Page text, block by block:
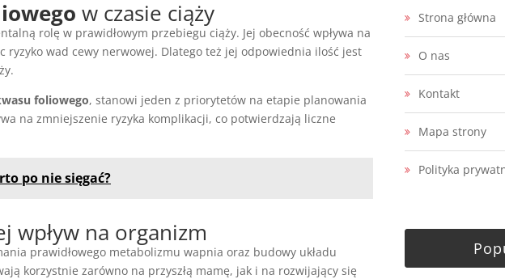
w czasie ciąży
rolę w prawidłowym przebiegu ciąży. Jej obecność wpływa na
ryzyko wad cewy nerwowej. Dlatego też jej odpowiednia ilość jest
foliowego, stanowi jeden z priorytetów na etapie planowania
na zmniejszenie ryzyka komplikacji, co potwierdzają liczne
po nie sięgać?
wpływ na organizm
prawidłowego metabolizmu wapnia oraz budowy układu
korzystnie zarówno na przyszłą mamę, jak i na rozwijający się
Strona główna
O nas
Kontakt
Mapa strony
Polityka